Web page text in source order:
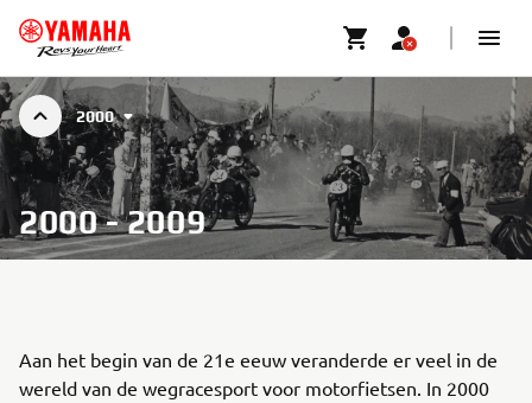
2000
2000 - 2009
Aan het begin van de 21e eeuw veranderde er veel in de
wereld van de wegracesport voor motorfietsen. In 2000